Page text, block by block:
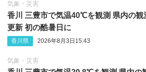
気象・災害
香川 三豊市で気温40℃を観測 県内の観
更新 初の酷暑日に
香川県 2026年8月3日15:43
気象・災害